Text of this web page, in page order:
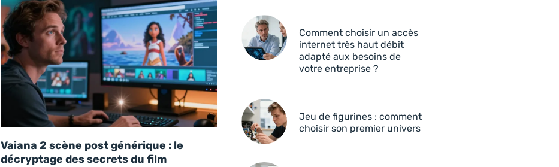
Vaiana 2 scène post générique : le
décryptage des secrets du film
Comment choisir un accès
internet très haut débit
adapté aux besoins de
votre entreprise ?
Jeu de figurines : comment
choisir son premier univers